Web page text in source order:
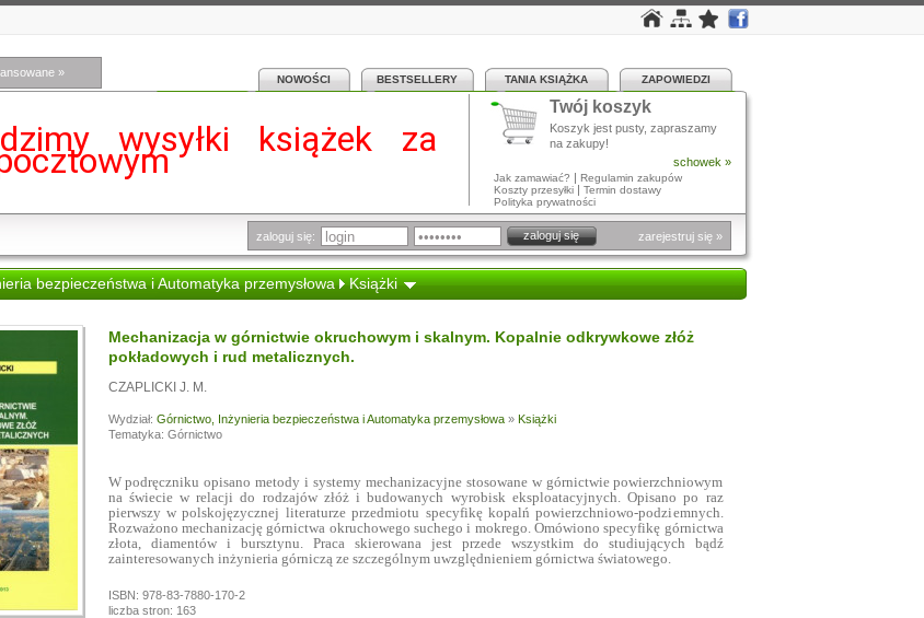
»
NOWOŚCI BESTSELLERY TANIA KSIĄŻKA ZAPOWIEDZI
wysyłki książek za
wakacyjną, w dniach od13.07.do24.07,
realizowane z opóźnieniem.
Twój koszyk
Koszyk jest pusty, zapraszamy
na zakupy!
schowek »
Jak zamawiać? | Regulamin zakupów
Koszty przesyłki | Termin dostawy
Polityka prywatności
zaloguj się: zarejestruj się »
bezpieczeństwa i Automatyka przemysłowa Książki
Mechanizacja w górnictwie okruchowym i skalnym. Kopalnie odkrywkowe złóż
pokładowych i rud metalicznych.
CZAPLICKI J. M.
Wydział: Górnictwo, Inżynieria bezpieczeństwa i Automatyka przemysłowa» Książki
Tematyka: Górnictwo
W podręczniku opisano metody i systemy mechanizacyjne stosowane w górnictwie powierzchniowym
na świecie w relacji do rodzajów złóż i budowanych wyrobisk eksploatacyjnych. Opisano po raz
pierwszy w polskojęzycznej literaturze przedmiotu specyfikę kopalń powierzchniowo-podziemnych.
Rozważono mechanizację górnictwa okruchowego suchego i mokrego. Omówiono specyfikę górnictwa
złota, diamentów i bursztynu. Praca skierowana jest przede wszystkim do studiujących bądź
zainteresowanych inżynieria górniczą ze szczególnym uwzględnieniem górnictwa światowego.
ISBN: 978-83-7880-170-2
liczba stron: 163